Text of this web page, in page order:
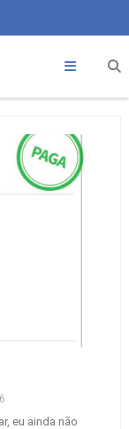
eu ainda não